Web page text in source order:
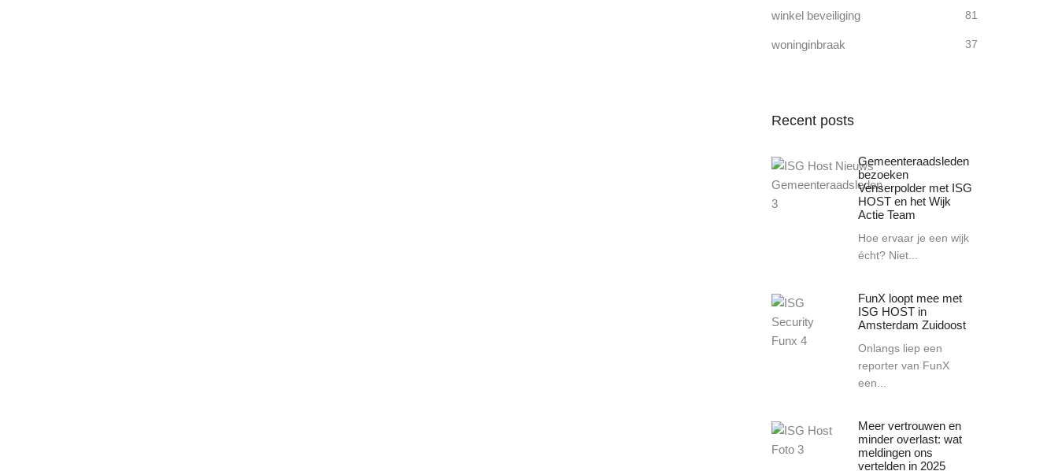
winkel beveiliging 81
woninginbraak 37
Recent posts
Gemeenteraadsleden
bezoeken
Venserpolder met ISG
HOST en het Wijk
Actie Team
Hoe ervaar je een wijk
écht? Niet...
FunX loopt mee met
ISG HOST in
Amsterdam Zuidoost
Onlangs liep een
reporter van FunX
een...
Meer vertrouwen en
minder overlast: wat
meldingen ons
vertelden in 2025